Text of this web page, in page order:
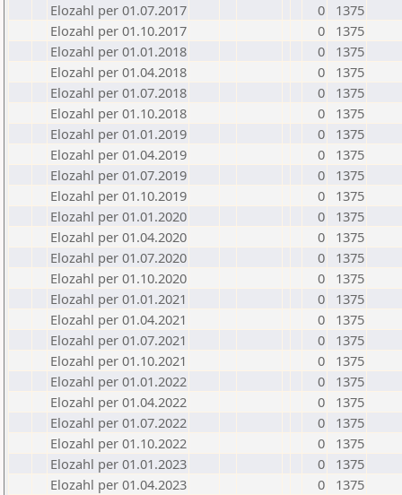
Elozahl per 01.07.2017
0
1375
Elozahl per 01.10.2017
0
1375
Elozahl per 01.01.2018
0
1375
Elozahl per 01.04.2018
0
1375
Elozahl per 01.07.2018
0
1375
Elozahl per 01.10.2018
0
1375
Elozahl per 01.01.2019
0
1375
Elozahl per 01.04.2019
0
1375
Elozahl per 01.07.2019
0
1375
Elozahl per 01.10.2019
0
1375
Elozahl per 01.01.2020
0
1375
Elozahl per 01.04.2020
0
1375
Elozahl per 01.07.2020
0
1375
Elozahl per 01.10.2020
0
1375
Elozahl per 01.01.2021
0
1375
Elozahl per 01.04.2021
0
1375
Elozahl per 01.07.2021
0
1375
Elozahl per 01.10.2021
0
1375
Elozahl per 01.01.2022
0
1375
Elozahl per 01.04.2022
0
1375
Elozahl per 01.07.2022
0
1375
Elozahl per 01.10.2022
0
1375
Elozahl per 01.01.2023
0
1375
Elozahl per 01.04.2023
0
1375